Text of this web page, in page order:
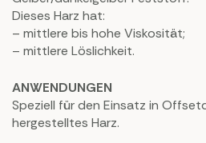
Dieses Harz hat:
– mittlere bis hohe Viskosität;
– mittlere Löslichkeit.
ANWENDUNGEN
Speziell für den Einsatz in
hergestelltes Harz.